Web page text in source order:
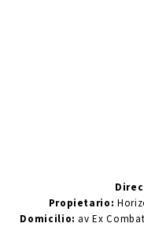
Propietario:
Domicilio: av Ex